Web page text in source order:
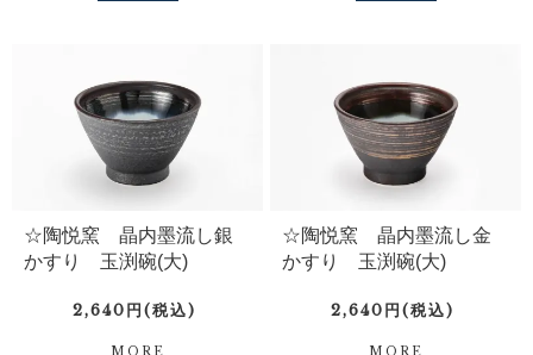
☆陶悦窯 晶内墨流し銀
かすり 玉渕碗(大)
2,640円(税込)
MORE
☆陶悦窯 晶内墨流し金
かすり 玉渕碗(大)
2,640円(税込)
MORE